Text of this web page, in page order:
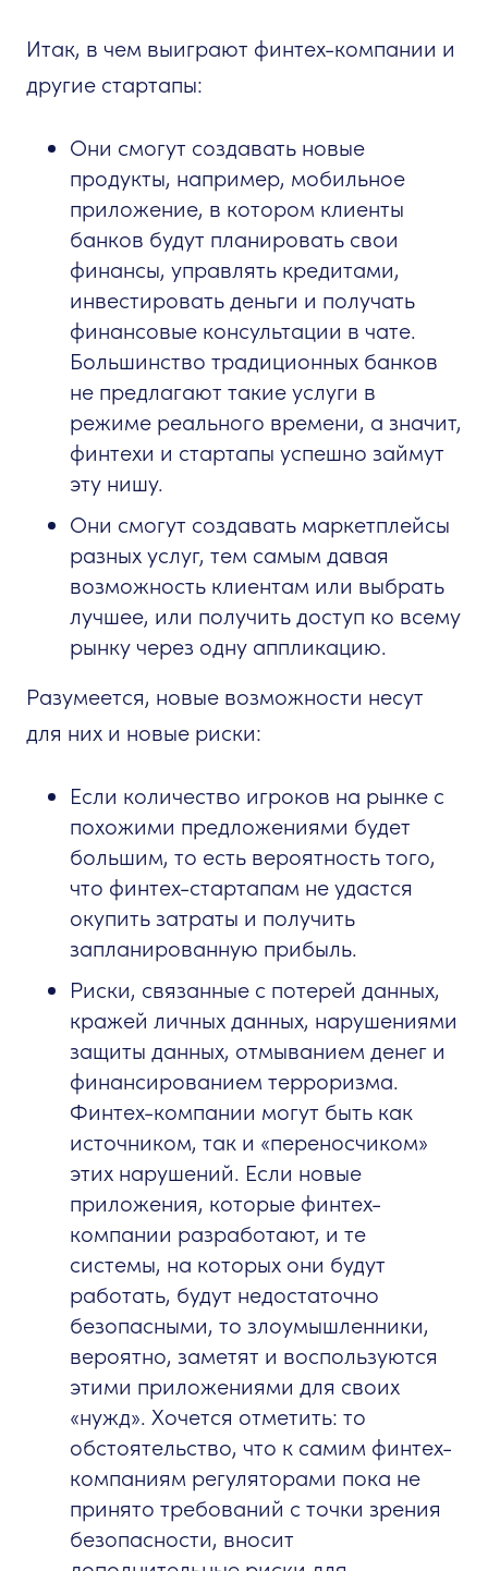
Итак, в чем выиграют финтех-компании и
другие стартапы:
Они смогут создавать новые
продукты, например, мобильное
приложение, в котором клиенты
банков будут планировать свои
финансы, управлять кредитами,
инвестировать деньги и получать
финансовые консультации в чате.
Большинство традиционных банков
не предлагают такие услуги в
режиме реального времени, а значит,
финтехи и стартапы успешно займут
эту нишу.
Они смогут создавать маркетплейсы
разных услуг, тем самым давая
возможность клиентам или выбрать
лучшее, или получить доступ ко всему
рынку через одну аппликацию.
Разумеется, новые возможности несут
для них и новые риски:
Если количество игроков на рынке с
похожими предложениями будет
большим, то есть вероятность того,
что финтех-стартапам не удастся
окупить затраты и получить
запланированную прибыль.
Риски, связанные с потерей данных,
кражей личных данных, нарушениями
защиты данных, отмыванием денег и
финансированием терроризма.
Финтех-компании могут быть как
источником, так и «переносчиком»
этих нарушений. Если новые
приложения, которые финтех-
компании разработают, и те
системы, на которых они будут
работать, будут недостаточно
безопасными, то злоумышленники,
вероятно, заметят и воспользуются
этими приложениями для своих
«нужд». Хочется отметить: то
обстоятельство, что к самим финтех-
компаниям регуляторами пока не
принято требований с точки зрения
безопасности, вносит